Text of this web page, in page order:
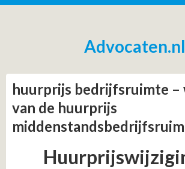
Advocaten.nl
huurprijs bedrijfsruimte –
van de huurprijs